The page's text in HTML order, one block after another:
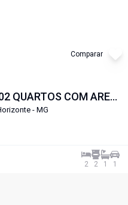
Comparar
QUARTOS COM AREA
A LAGOA
AMELIA .
- MG
2 2 1 1